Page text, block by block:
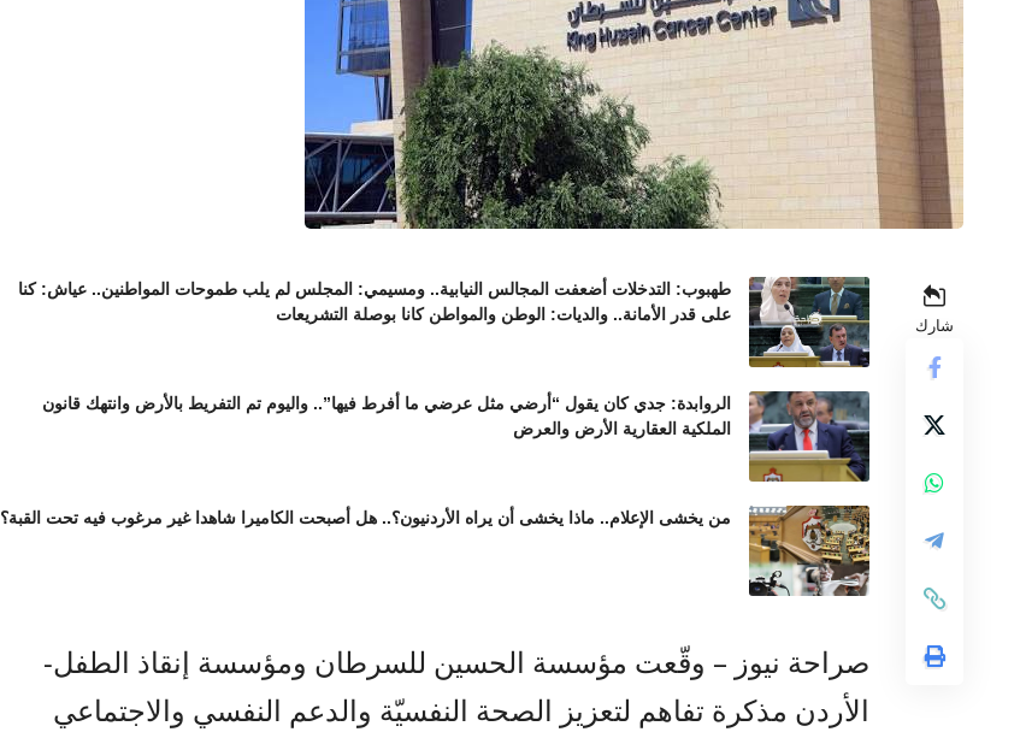
شارك
طهبوب: التدخلات أضعفت المجالس النيابية.. ومسيمي: المجلس لم يلب طموحات المواطنين.. عياش: كنا
على قدر الأمانة.. والديات: الوطن والمواطن كانا بوصلة التشريعات
الروابدة: جدي كان يقول “أرضي مثل عرضي ما أفرط فيها”.. واليوم تم التفريط بالأرض وانتهك قانون
الملكية العقارية الأرض والعرض
من يخشى الإعلام.. ماذا يخشى أن يراه الأردنيون؟.. هل أصبحت الكاميرا شاهدا غير مرغوب فيه تحت القبة؟
صراحة نيوز – وقّعت مؤسسة الحسين للسرطان ومؤسسة إنقاذ الطفل-
الأردن مذكرة تفاهم لتعزيز الصحة النفسيّة والدعم النفسي والاجتماعي